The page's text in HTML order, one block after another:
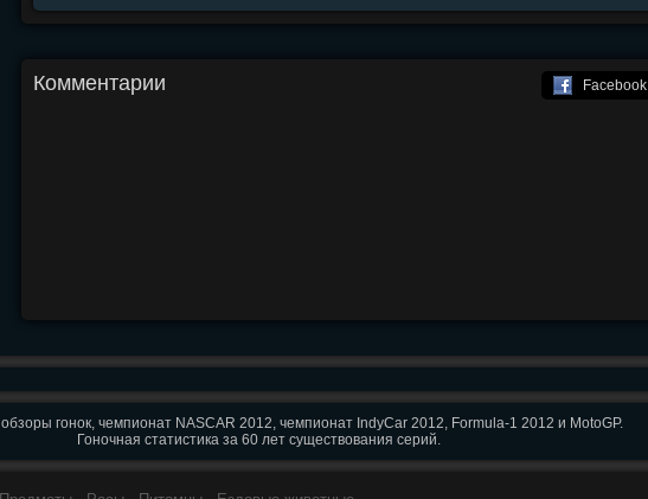
Комментарии Facebook
обзоры гонок, чемпионат NASCAR 2012, чемпионат IndyCar 2012, Formula-1 2012 и MotoGP.
Гоночная статистика за 60 лет существования серий.